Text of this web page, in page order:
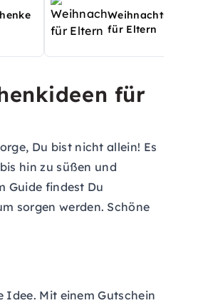
für Eltern
für
Du bist nicht allein! Es
hin zu süßen und
Guide findest Du
sorgen werden. Schöne
Idee. Mit einemGutschein